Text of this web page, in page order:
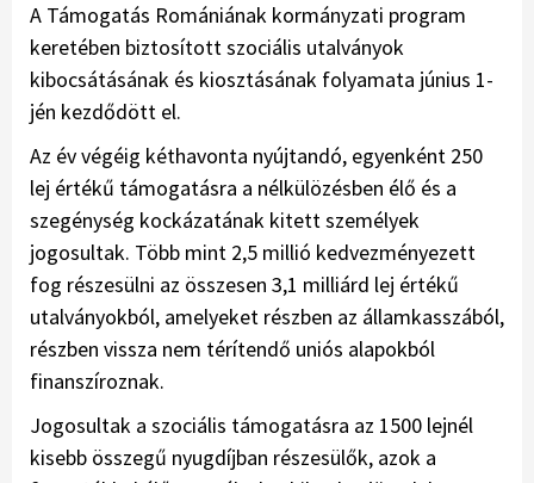
A Támogatás Romániának kormányzati program
keretében biztosított szociális utalványok
kibocsátásának és kiosztásának folyamata június 1-
jén kezdődött el.
Az év végéig kéthavonta nyújtandó, egyenként 250
lej értékű támogatásra a nélkülözésben élő és a
szegénység kockázatának kitett személyek
jogosultak. Több mint 2,5 millió kedvezményezett
fog részesülni az összesen 3,1 milliárd lej értékű
utalványokból, amelyeket részben az államkasszából,
részben vissza nem térítendő uniós alapokból
finanszíroznak.
Jogosultak a szociális támogatásra az 1500 lejnél
kisebb összegű nyugdíjban részesülők, azok a